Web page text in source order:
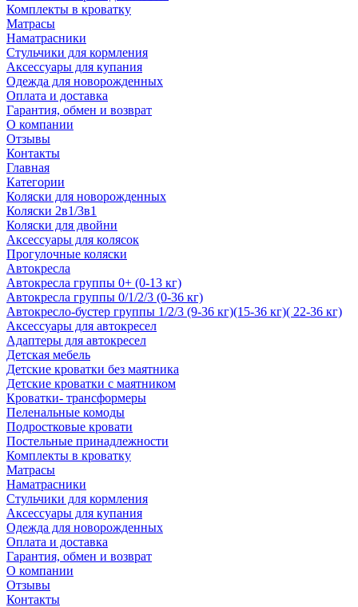
Комплекты в кроватку
Матрасы
Наматрасники
Стульчики для кормления
Аксессуары для купания
Одежда для новорожденных
Оплата и доставка
Гарантия, обмен и возврат
О компании
Отзывы
Контакты
Главная
Категории
Коляски для новорожденных
Коляски 2в1/3в1
Коляски для двойни
Аксессуары для колясок
Прогулочные коляски
Автокресла
Автокресла группы 0+ (0-13 кг)
Автокресла группы 0/1/2/3 (0-36 кг)
Автокресло-бустер группы 1/2/3 (9-36 кг)(15-36 кг)( 22-36 кг)
Аксессуары для автокресел
Адаптеры для автокресел
Детская мебель
Детские кроватки без маятника
Детские кроватки с маятником
Кроватки- трансформеры
Пеленальные комоды
Подростковые кровати
Постельные принадлежности
Комплекты в кроватку
Матрасы
Наматрасники
Стульчики для кормления
Аксессуары для купания
Одежда для новорожденных
Оплата и доставка
Гарантия, обмен и возврат
О компании
Отзывы
Контакты